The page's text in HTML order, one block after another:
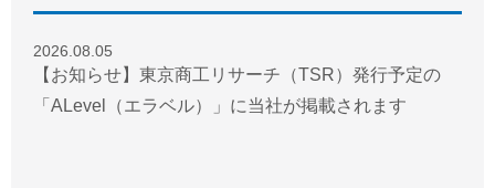
2026.08.05
【お知らせ】東京商工リサーチ（TSR）発行予定の
「ALevel（エラベル）」に当社が掲載されます